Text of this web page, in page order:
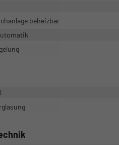
beheizbar